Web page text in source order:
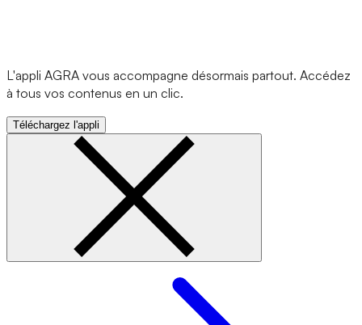
L'appli AGRA vous accompagne désormais partout. Accédez
à tous vos contenus en un clic.
Téléchargez l'appli